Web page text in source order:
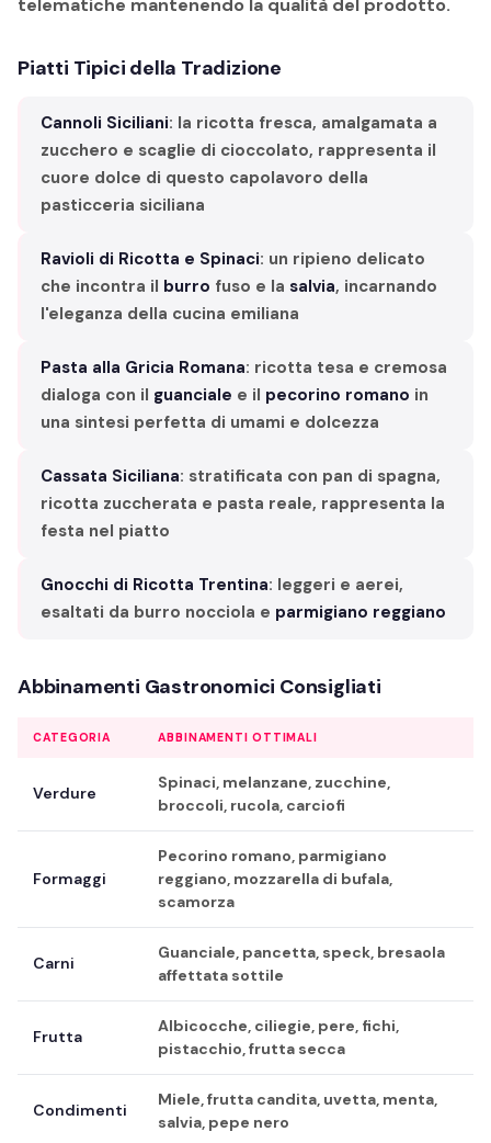
telematiche mantenendo la qualità del prodotto.
Piatti Tipici della Tradizione
Cannoli Siciliani: la ricotta fresca, amalgamata a
zucchero e scaglie di cioccolato, rappresenta il
cuore dolce di questo capolavoro della
pasticceria siciliana
Ravioli di Ricotta e Spinaci: un ripieno delicato
che incontra il burro fuso e la salvia, incarnando
l'eleganza della cucina emiliana
Pasta alla Gricia Romana: ricotta tesa e cremosa
dialoga con il guanciale e il pecorino romano in
una sintesi perfetta di umami e dolcezza
Cassata Siciliana: stratificata con pan di spagna,
ricotta zuccherata e pasta reale, rappresenta la
festa nel piatto
Gnocchi di Ricotta Trentina: leggeri e aerei,
esaltati da burro nocciola e parmigiano reggiano
Abbinamenti Gastronomici Consigliati
CATEGORIA ABBINAMENTI OTTIMALI
Verdure
Spinaci, melanzane, zucchine,
broccoli, rucola, carciofi
Formaggi
Pecorino romano, parmigiano
reggiano, mozzarella di bufala,
scamorza
Carni
Guanciale, pancetta, speck, bresaola
affettata sottile
Frutta
Albicocche, ciliegie, pere, fichi,
pistacchio, frutta secca
Condimenti
Miele, frutta candita, uvetta, menta,
salvia, pepe nero